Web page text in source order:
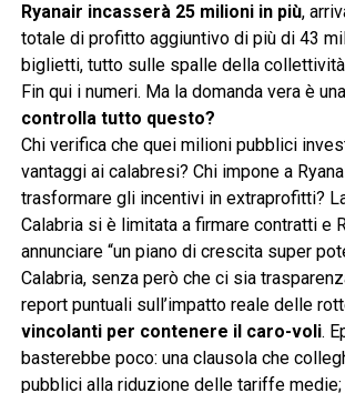
Ryanair incasserà 25 milioni in più,
totale di profitto aggiuntivo di più di 43
biglietti, tutto sulle spalle della
Fin qui i numeri. Ma la domanda vera è
controlla tutto questo?
Chi verifica che quei milioni pubblici
vantaggi ai calabresi? Chi impone a
trasformare gli incentivi in extraprofitti?
Calabria si è limitata a firmare contratti e
annunciare “un piano di crescita super
Calabria, senza però che ci sia
report puntuali sull’impatto reale delle
vincolanti per contenere il caro-voli.
basterebbe poco: una clausola che
pubblici alla riduzione delle tariffe medie;